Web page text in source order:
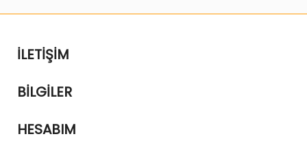
İLETIŞIM
BILGILER
HESABIM